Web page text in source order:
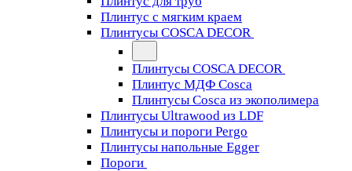
Плинтус с мягким краем
Плинтусы COSCA DECOR
Плинтусы COSCA DECOR
Плинтус МДФ Cosca
Плинтусы Cosca из экополимера
Плинтусы Ultrawood из LDF
Плинтусы и пороги Pergo
Плинтусы напольные Egger
Пороги